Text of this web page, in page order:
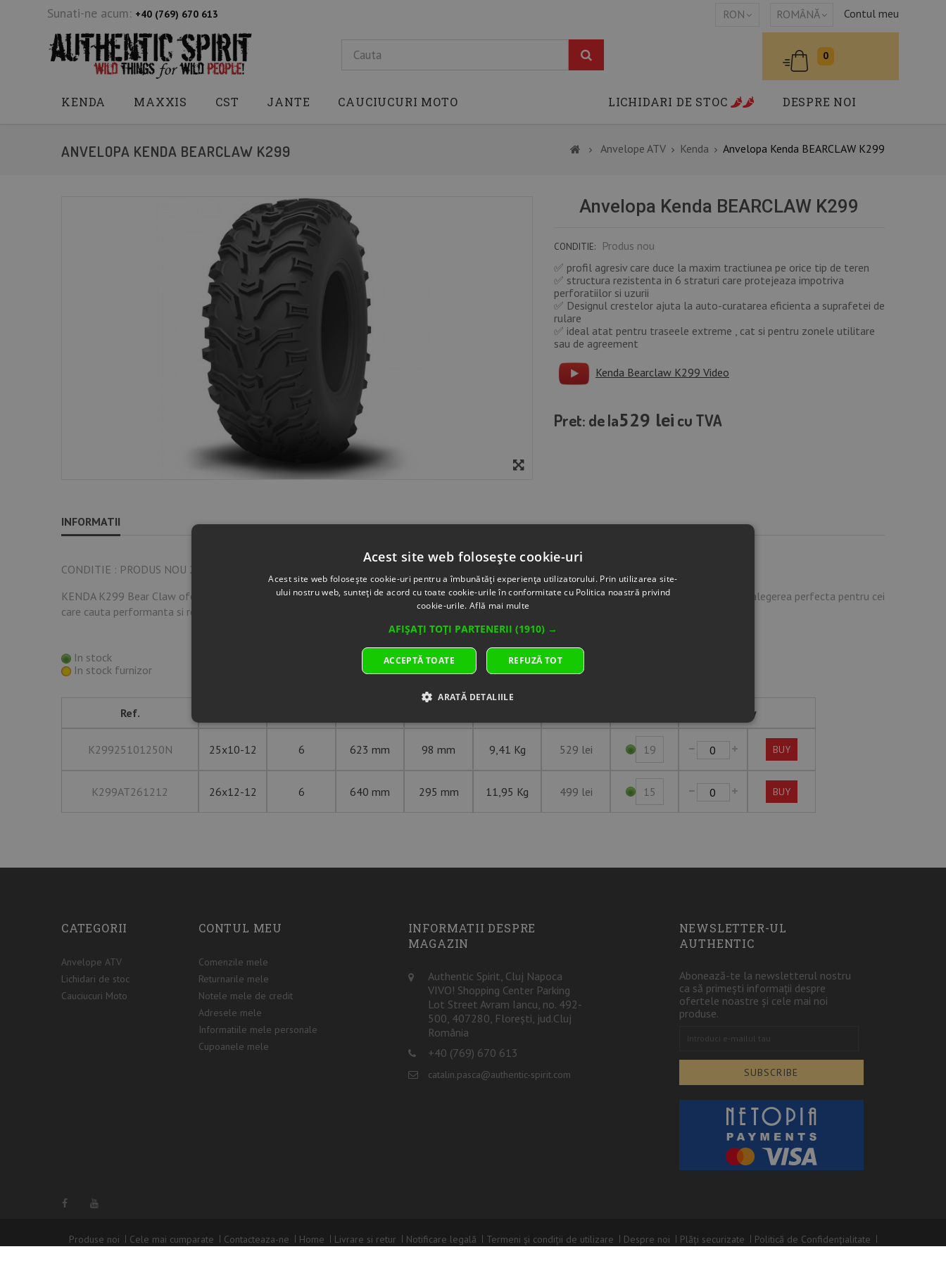
Sunati-ne acum: +40 (769) 670 613 Contul meu
ROMÂNĂ
RON
0
KENDA MAXXIS CST JANTE CAUCIUCURI MOTO DESPRE NOI
LICHIDARI DE STOC
ANVELOPA KENDA BEARCLAW K299 Anvelope ATV Kenda Anvelopa Kenda BEARCLAW K299
Anvelopa Kenda BEARCLAW K299
CONDITIE:
Produs nou
✅ profil agresiv care duce la maxim tractiunea pe orice tip de teren
✅ structura rezistenta in 6 straturi care protejeaza impotriva
perforatiilor si uzurii
✅ Designul crestelor ajuta la auto-curatarea eficienta a suprafetei de
rulare
✅ ideal atat pentru traseele extreme , cat si pentru zonele utilitare
sau de agreement
Kenda Bearclaw K299 Video
Pret: de la529 lei cu TVA
INFORMATII
CONDITIE : PRODUS NOU 2024
KENDA K299 Bear Claw ofera aderenta maxima si durabilitate , fiind conceputa pentru trasee off-road , noroi , pietris si zapada . Acest profil este alegerea perfecta pentru cei
care cauta performanta si rezistenta .
In stock
In stock furnizor
Ref.
Section
Buy
K29925101250N 25x10-12 6 623 mm 98 mm 9,41 Kg 529 lei 19 BUY
K299AT261212 26x12-12 6 640 mm 295 mm 11,95 Kg 499 lei 15 BUY
CATEGORII
Anvelope ATV
Lichidari de stoc
Cauciucuri Moto
CONTUL MEU
Comenzile mele
Returnarile mele
Notele mele de credit
Adresele mele
Informatiile mele personale
Cupoanele mele
INFORMATII DESPRE
MAGAZIN
Authentic Spirit, Cluj Napoca
VIVO! Shopping Center Parking
Lot Street Avram Iancu, no. 492-
500, 407280, Florești, jud.Cluj
România
+40 (769) 670 613
catalin.pasca@authentic-spirit.com
NEWSLETTER-UL
AUTHENTIC
Abonează-te la newsletterul nostru
ca să primești informații despre
ofertele noastre și cele mai noi
produse.
SUBSCRIBE
Produse noi Cele mai cumparate Contacteaza-ne Home Livrare si retur Notificare legală Termeni și condiții de utilizare Despre noi Plăți securizate
Politică de Confidențialitate
Acest site web folosește cookie-uri
Acest site web folosește cookie-uri pentru a îmbunătăți experiența utilizatorului. Prin utilizarea site-
ului nostru web, sunteți de acord cu toate cookie-urile în conformitate cu Politica noastră privind
cookie-urile. Află mai multe
AFIȘAȚI TOȚI PARTENERII (1910) →
ACCEPTĂ TOATE REFUZĂ TOT
ARATĂ DETALIILE